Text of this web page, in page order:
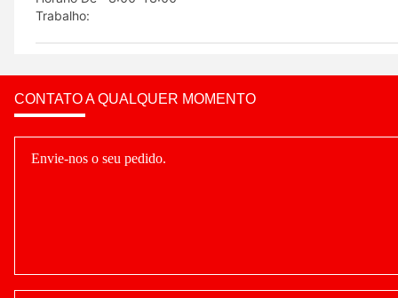
Trabalho:
CONTATO A QUALQUER MOMENTO